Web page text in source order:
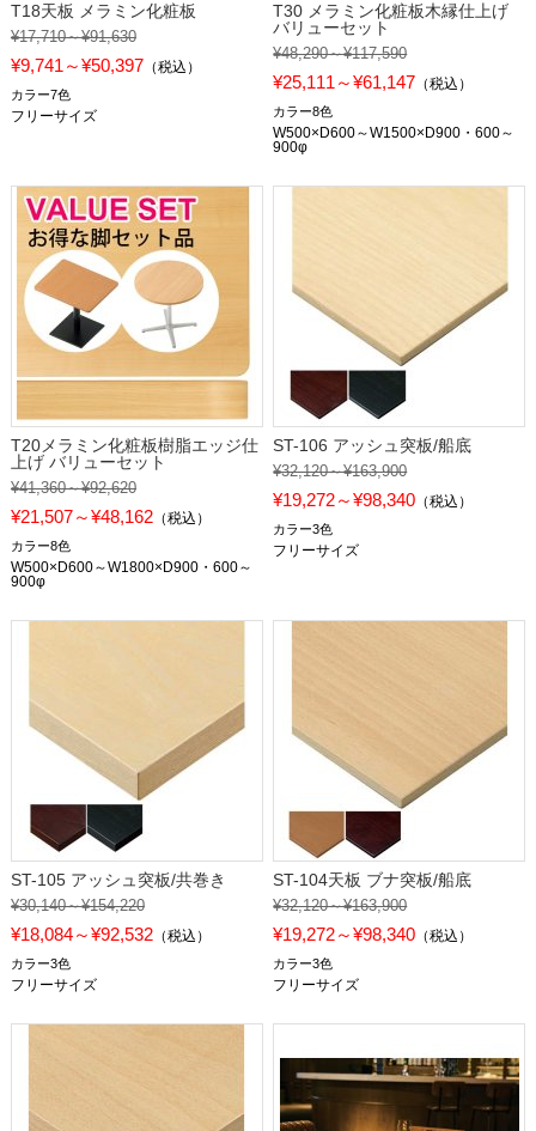
T18天板 メラミン化粧板
¥17,710～¥91,630
¥9,741～¥50,397 （税込）
カラー7色
フリーサイズ
T30 メラミン化粧板木縁仕上げ
バリューセット
¥48,290～¥117,590
¥25,111～¥61,147 （税込）
カラー8色
W500×D600～W1500×D900・600～
900φ
T20メラミン化粧板樹脂エッジ仕
上げ バリューセット
¥41,360～¥92,620
¥21,507～¥48,162（税込）
カラー8色
W500×D600～W1800×D900・600～
900φ
ST-106 アッシュ突板/船底
¥32,120～¥163,900
¥19,272～¥98,340 （税込）
カラー3色
フリーサイズ
ST-105 アッシュ突板/共巻き
¥30,140～¥154,220
¥18,084～¥92,532（税込）
カラー3色
フリーサイズ
ST-104天板 ブナ突板/船底
¥32,120～¥163,900
¥19,272～¥98,340 （税込）
カラー3色
フリーサイズ